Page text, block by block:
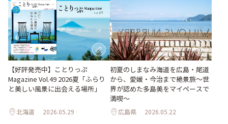
【好評発売中】ことりっぷ
Magazine Vol.49 2026夏「ふらり
と美しい風景に出会える場所」
北海道 2026.05.29
初夏のしまなみ海道を広島・尾道
から、愛媛・今治まで絶景旅〜世
界が認めた多島美をマイペースで
満喫〜
広島県 2026.05.22